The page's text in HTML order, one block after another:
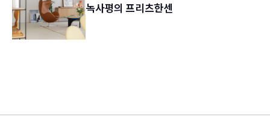
녹사평의 프리츠한센